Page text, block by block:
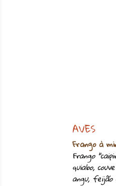
AVES
Frango à
Frango
quiabo,
angu,